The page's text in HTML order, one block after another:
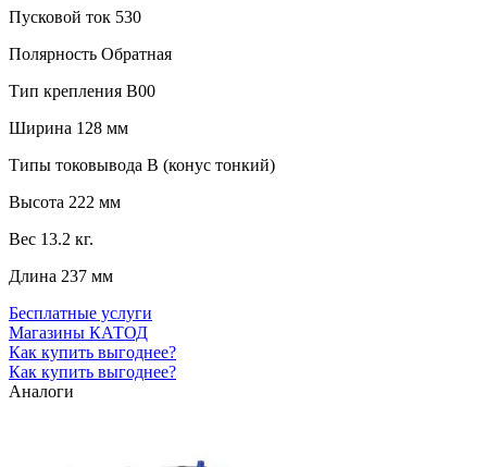
Пусковой ток 530
Полярность Обратная
Тип крепления B00
Ширина 128 мм
Типы токовывода B (конус тонкий)
Высота 222 мм
Вес 13.2 кг.
Длина 237 мм
Бесплатные услуги
Магазины КАТОД
Как купить выгоднее?
Как купить выгоднее?
Аналоги